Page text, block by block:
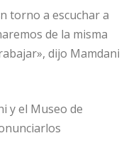
torno a escuchar a
de la misma
dijo Mamdani
y el Museo de